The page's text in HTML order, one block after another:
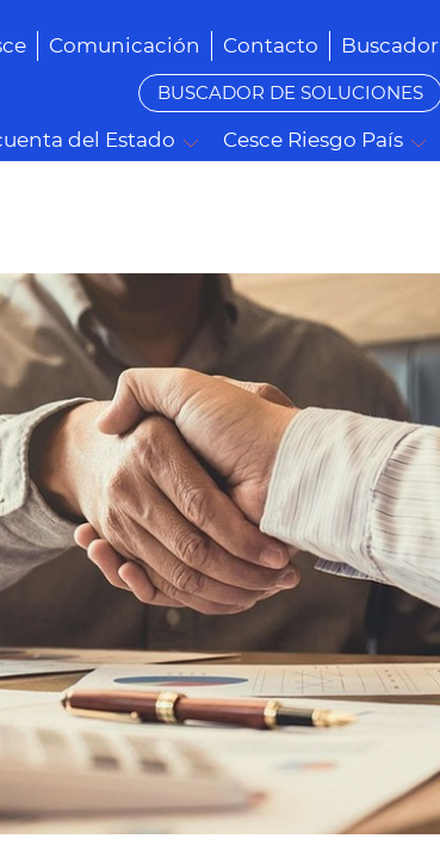
Comunicación Contacto Buscador
BUSCADOR DE SOLUCIONES
del Estado Cesce Riesgo País